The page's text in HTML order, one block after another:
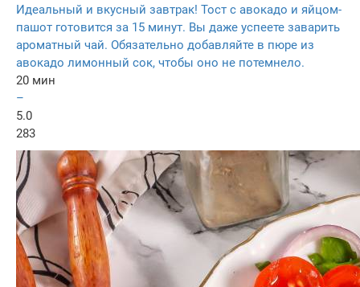
Идеальный и вкусный завтрак! Тост с авокадо и яйцом-
пашот готовится за 15 минут. Вы даже успеете заварить
ароматный чай. Обязательно добавляйте в пюре из
авокадо лимонный сок, чтобы оно не потемнело.
20 мин
–
5.0
283